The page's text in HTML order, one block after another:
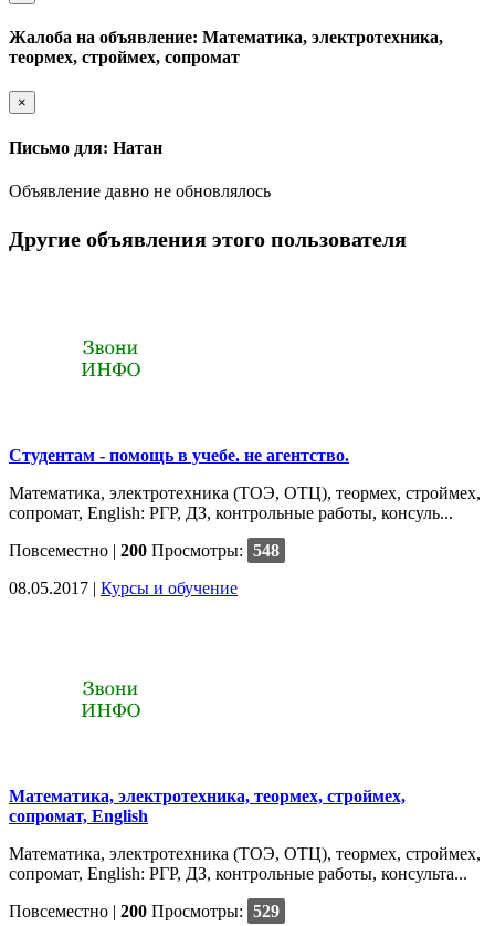
Жалоба на объявление: Математика, электротехника,
теормех, строймех, сопромат
×
Письмо для: Натан
Объявление давно не обновлялось
Другие объявления этого пользователя
Студентам - помощь в учебе. не агентство.
Математика, электротехника (ТОЭ, ОТЦ), теормех, строймех,
сопромат, English: РГР, ДЗ, контрольные работы, консуль...
Повсеместно | 200 Просмотры: 548
08.05.2017 | Курсы и обучение
Математика, электротехника, теормех, строймех,
сопромат, English
Математика, электротехника (ТОЭ, ОТЦ), теормех, строймех,
сопромат, English: РГР, ДЗ, контрольные работы, консульта...
Повсеместно | 200 Просмотры: 529